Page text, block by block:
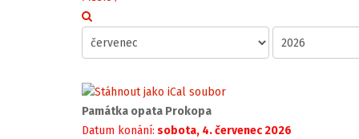
Památka opata Prokopa
Datum konání: sobota, 4. červenec 2026